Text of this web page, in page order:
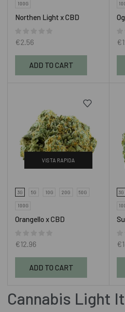
100G
Northen Light x CBD
€2.56
ADD TO CART
€
VISTA RAPIDA
3G 5G 10G 20G 50G
100G
Orangello x CBD
€12.96
ADD TO CART
3G
€
Cannabis Light